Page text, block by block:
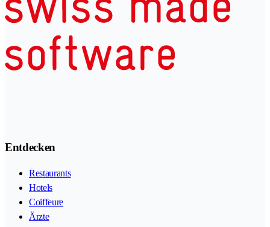
Entdecken
Restaurants
Hotels
Coiffeure
Ärzte